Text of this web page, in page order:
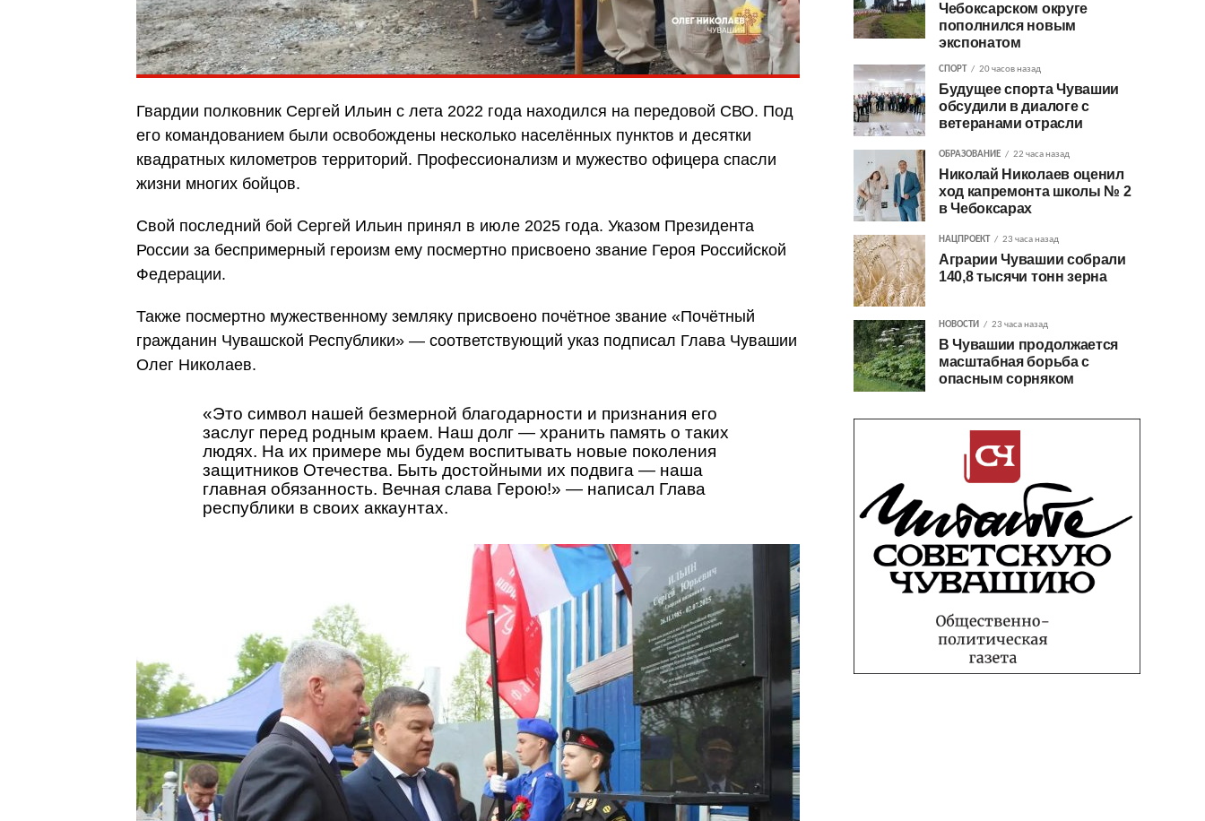
Гвардии полковник Сергей Ильин с лета 2022 года находился на передовой СВО. Под
его командованием были освобождены несколько населённых пунктов и десятки
квадратных километров территорий. Профессионализм и мужество офицера спасли
жизни многих бойцов.
Свой последний бой Сергей Ильин принял в июле 2025 года. Указом Президента
России за беспримерный героизм ему посмертно присвоено звание Героя Российской
Федерации.
Также посмертно мужественному земляку присвоено почётное звание «Почётный
гражданин Чувашской Республики» — соответствующий указ подписал Глава Чувашии
Олег Николаев.
«Это символ нашей безмерной благодарности и признания его
заслуг перед родным краем. Наш долг — хранить память о таких
людях. На их примере мы будем воспитывать новые поколения
защитников Отечества. Быть достойными их подвига — наша
главная обязанность. Вечная слава Герою!» — написал Глава
республики в своих аккаунтах.
Чебоксарском округе
пополнился новым
экспонатом
СПОРТ 20 часов назад
Будущее спорта Чувашии
обсудили в диалоге с
ветеранами отрасли
ОБРАЗОВАНИЕ 22 часа назад
Николай Николаев оценил
ход капремонта школы № 2
в Чебоксарах
НАЦПРОЕКТ 23 часа назад
Аграрии Чувашии собрали
140,8 тысячи тонн зерна
НОВОСТИ 23 часа назад
В Чувашии продолжается
масштабная борьба с
опасным сорняком